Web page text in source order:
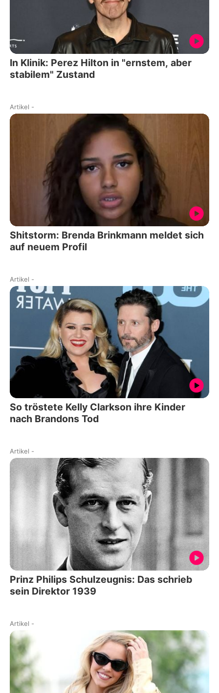
In Klinik: Perez Hilton in "ernstem, aber
stabilem" Zustand
Artikel -
Shitstorm: Brenda Brinkmann meldet sich
auf neuem Profil
Artikel -
So tröstete Kelly Clarkson ihre Kinder
nach Brandons Tod
Artikel -
Prinz Philips Schulzeugnis: Das schrieb
sein Direktor 1939
Artikel -